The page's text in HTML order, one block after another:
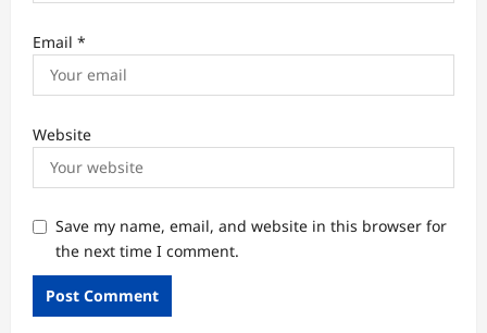
Email *
Website
Save my name, email, and website in this browser for
the next time I comment.